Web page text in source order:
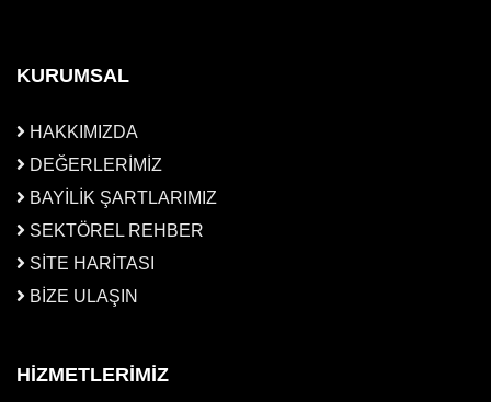
KURUMSAL
HAKKIMIZDA
DEĞERLERİMİZ
BAYİLİK ŞARTLARIMIZ
SEKTÖREL REHBER
SİTE HARİTASI
BİZE ULAŞIN
HİZMETLERİMİZ